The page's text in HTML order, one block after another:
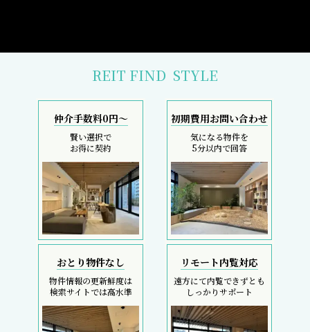
REIT FIND STYLE
仲介手数料0円～
賢い選択で
お得に契約
初期費用お問い合わせ
気になる物件を
5分以内で回答
おとり物件なし
物件情報の更新鮮度は
検索サイトでは高水準
リモート内覧対応
遠方にて内覧できずとも
しっかりサポート